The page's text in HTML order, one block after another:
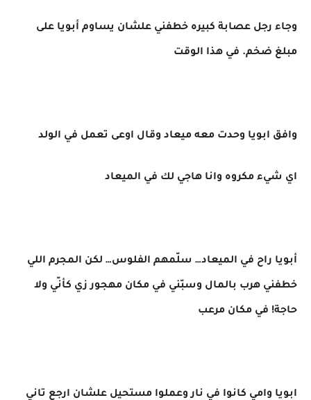
وجاء رجل عصابة كبيره خطفني علشان يساوم أبويا على
مبلغ ضخم. في هذا الوقت
وافق ابويا وحدت معه ميعاد وقال اوعى تعمل في الولد
اي شيء مكروه وانا هاجي لك في الميعاد
أبويا راح في الميعاد… سلّمهم الفلوس… لكن المجرم اللي
خطفني هرب بالمال وسبّني في مكان مهجور زي كأنّي ولا
حاجة! في مكان مرعب
ابويا وامي كانوا في نار وعملوا مستحيل علشان ارجع تاني